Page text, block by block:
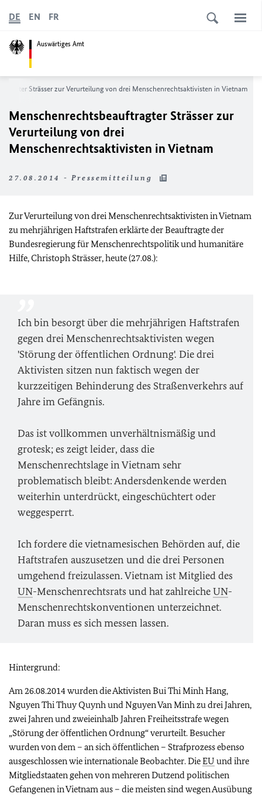
Auswärtiges Amt
DE EN FR
Strässer zur Verurteilung von drei Menschenrechtsaktivisten in Vietnam
Menschenrechtsbeauftragter Strässer zur
Verurteilung von drei
Menschenrechtsaktivisten in Vietnam
27.08.2014 - Pressemitteilung
Zur Verurteilung von drei Menschenrechtsaktivisten in Vietnam
zu mehrjährigen Haftstrafen erklärte der Beauftragte der
Bundesregierung für Menschenrechtspolitik und humanitäre
Hilfe, Christoph Strässer, heute (27.08.):
Ich bin besorgt über die mehrjährigen Haftstrafen
gegen drei Menschenrechtsaktivisten wegen
'Störung der öffentlichen Ordnung'. Die drei
Aktivisten sitzen nun faktisch wegen der
kurzzeitigen Behinderung des Straßenverkehrs auf
Jahre im Gefängnis.
Das ist vollkommen unverhältnismäßig und
grotesk; es zeigt leider, dass die
Menschenrechtslage in Vietnam sehr
problematisch bleibt: Andersdenkende werden
weiterhin unterdrückt, eingeschüchtert oder
weggesperrt.
Ich fordere die vietnamesischen Behörden auf, die
Haftstrafen auszusetzen und die drei Personen
umgehend freizulassen. Vietnam ist Mitglied des
UN-Menschenrechtsrats und hat zahlreicheUN-
Menschenrechtskonventionen unterzeichnet.
Daran muss es sich messen lassen.
Hintergrund:
Am 26.08.2014 wurden die Aktivisten Bui Thi Minh Hang,
Nguyen Thi Thuy Quynh und Nguyen Van Minh zu drei Jahren,
zwei Jahren und zweieinhalb Jahren Freiheitsstrafe wegen
„Störung der öffentlichen Ordnung“ verurteilt. Besucher
wurden von dem – an sich öffentlichen – Strafprozess ebenso
ausgeschlossen wie internationale Beobachter. DieEU und ihre
Mitgliedstaaten gehen von mehreren Dutzend politischen
Gefangenen in Vietnam aus – die meisten sind wegen Ausübung